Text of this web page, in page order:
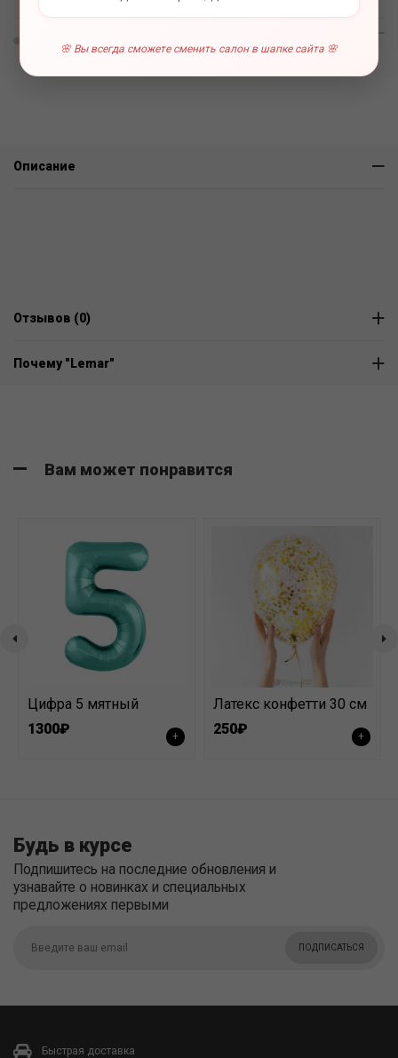
🌸 Вы всегда сможете сменить салон в шапке сайта 🌸
Описание
Отзывов (0)
Почему "Lemar"
Вам может понравится
Цифра 5 мятный
1300₽
+
Латекс конфетти 30 см
250₽
+
Будь в курсе
Подпишитесь на последние обновления и
узнавайте о новинках и специальных
предложениях первыми
ПОДПИСАТЬСЯ
Быстрая доставка